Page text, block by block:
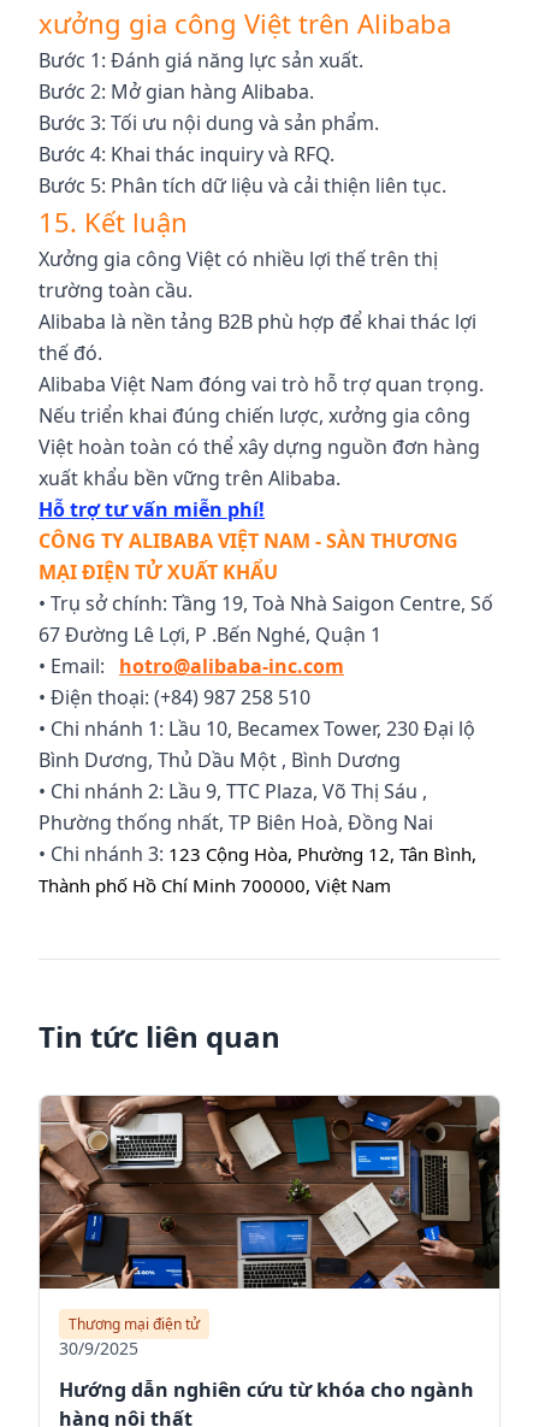
xưởng gia công Việt trên Alibaba
Bước 1: Đánh giá năng lực sản xuất.
Bước 2: Mở gian hàng Alibaba.
Bước 3: Tối ưu nội dung và sản phẩm.
Bước 4: Khai thác inquiry và RFQ.
Bước 5: Phân tích dữ liệu và cải thiện liên tục.
15. Kết luận
Xưởng gia công Việt có nhiều lợi thế trên thị
trường toàn cầu.
Alibaba là nền tảng B2B phù hợp để khai thác lợi
thế đó.
Alibaba Việt Nam đóng vai trò hỗ trợ quan trọng.
Nếu triển khai đúng chiến lược, xưởng gia công
Việt hoàn toàn có thể xây dựng nguồn đơn hàng
xuất khẩu bền vững trên Alibaba.
Hỗ trợ tư vấn miễn phí!
CÔNG TY ALIBABA VIỆT NAM - SÀN THƯƠNG
MẠI ĐIỆN TỬ XUẤT KHẨU
• Trụ sở chính: Tầng 19, Toà Nhà Saigon Centre, Số
67 Đường Lê Lợi, P .Bến Nghé, Quận 1
• Email: hotro@alibaba-inc.com
• Điện thoại: (+84) 987 258 510
• Chi nhánh 1: Lầu 10, Becamex Tower, 230 Đại lộ
Bình Dương, Thủ Dầu Một , Bình Dương
• Chi nhánh 2: Lầu 9, TTC Plaza, Võ Thị Sáu ,
Phường thống nhất, TP Biên Hoà, Đồng Nai
• Chi nhánh 3: 123 Cộng Hòa, Phường 12, Tân Bình,
Thành phố Hồ Chí Minh 700000, Việt Nam
Tin tức liên quan
Thương mại điện tử
30/9/2025
Hướng dẫn nghiên cứu từ khóa cho ngành
hàng nội thất